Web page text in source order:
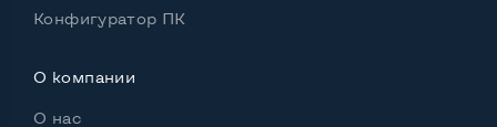
Русские и украинские буквы на клавиатуре
Конфигуратор ПК
О компании
О нас